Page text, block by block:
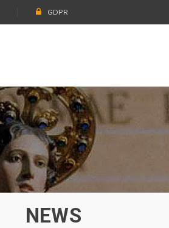
GDPR
NEWS